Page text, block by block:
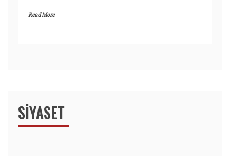
Read More
SIYASET